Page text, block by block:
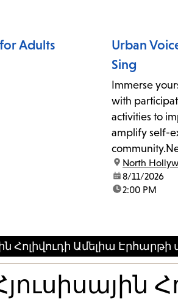
Adults
Urban
Sing
Immerse
with
activities to
amplify self-
free, weekly
workshop
artists to
participatory
location:
North
date:8/11/2026
time:2:00 PM
Հոլիվուդի Ամելիա